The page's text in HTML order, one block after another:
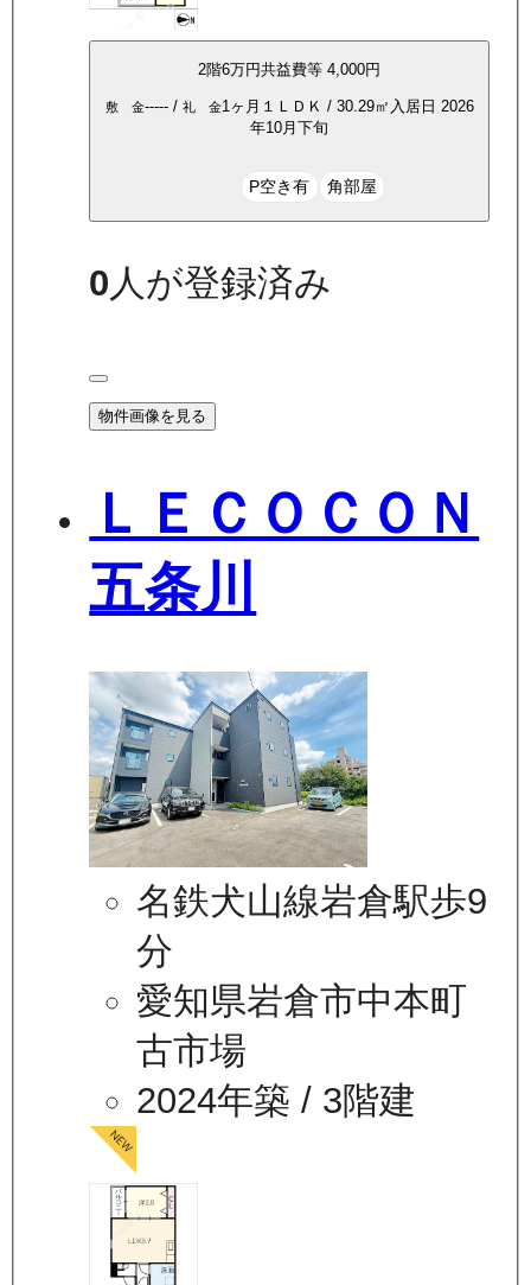
2階6万円共益費等 4,000円
敷 金-----/ 礼 金1ヶ月 １ＬＤＫ / 30.29㎡ 入居日 2026
年10月下旬
P空き有 角部屋
0人が登録済み
物件画像を見る
ＬＥＣＯＣＯＮ
五条川
名鉄犬山線岩倉駅歩9
分
愛知県岩倉市中本町
古市場
2024年築 / 3階建